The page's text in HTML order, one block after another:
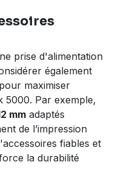
prise d'alimentation
également
maximiser
5000. Par exemple,
mm adaptés
de l’impression
fiables et
la durabilité